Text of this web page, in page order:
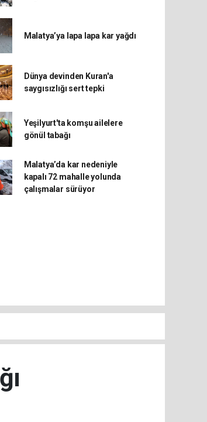
Malatya’ya lapa lapa kar yağdı
Dünya devinden Kuran'a
saygısızlığı sert tepki
Yeşilyurt'ta komşu ailelere
gönül tabağı
Malatya’da kar nedeniyle
kapalı 72 mahalle yolunda
çalışmalar sürüyor